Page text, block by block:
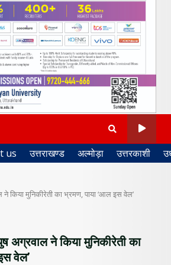
us उत्तराखण्ड अल्मोड़ा उत्तरकाशी
किया मुनिकीरेती का भ्रमण, पाया ‘आल इस वेल’
अग्रवाल ने किया मुनिकीरेती का
वेल’